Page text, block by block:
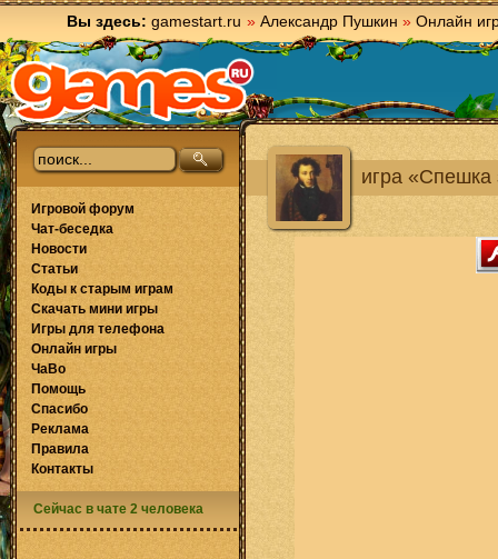
Вы здесь: gamestart.ru » Александр Пушкин » Онлайн
игра «Спешка
Игровой форум
Чат-беседка
Новости
Статьи
Коды к старым играм
Скачать мини игры
Игры для телефона
Онлайн игры
ЧаВо
Помощь
Спасибо
Реклама
Правила
Контакты
Сейчас в чате 2 человека